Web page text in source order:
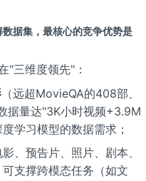
据集，最核心的竞争优势是
"三维度领先"：
（远超MovieQA的408部、
据量达"3K小时视频+3.9M
学习模型的数据需求；
、预告片、照片、剧本、
支撑跨模态任务（如文